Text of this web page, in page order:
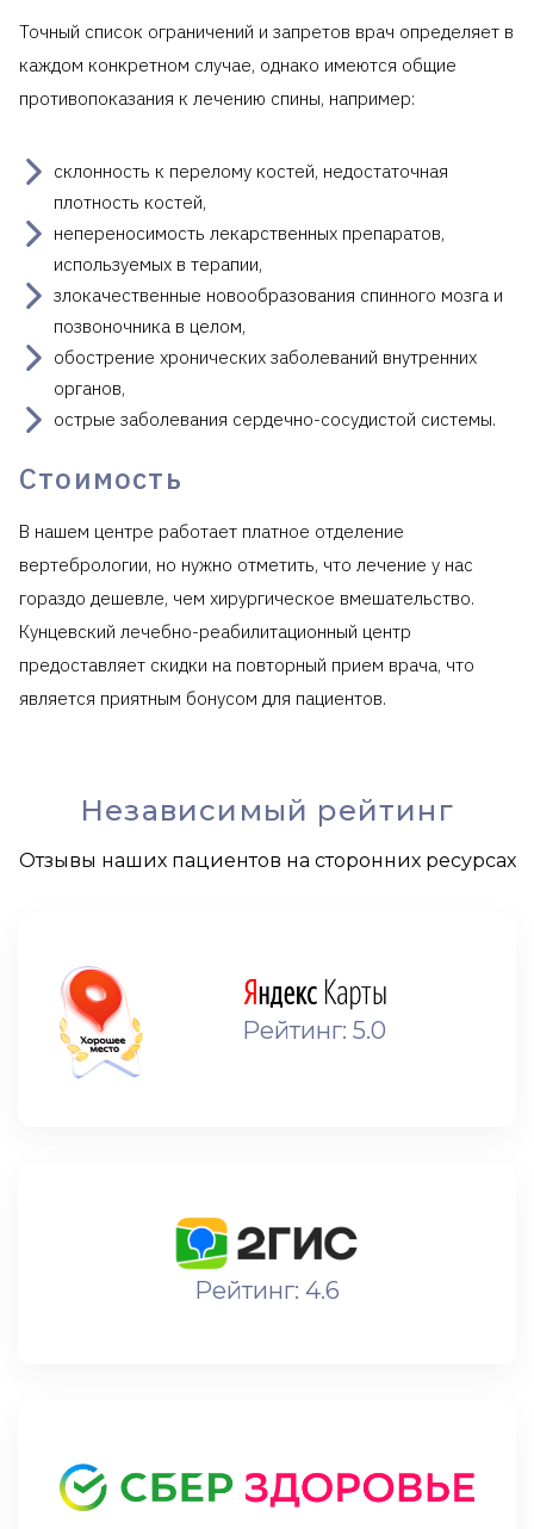
Точный список ограничений и запретов врач определяет в
каждом конкретном случае, однако имеются общие
противопоказания к лечению спины, например:
склонность к перелому костей, недостаточная
плотность костей,
непереносимость лекарственных препаратов,
используемых в терапии,
злокачественные новообразования спинного мозга и
позвоночника в целом,
обострение хронических заболеваний внутренних
органов,
острые заболевания сердечно-сосудистой системы.
Стоимость
В нашем центре работает платное отделение
вертебрологии, но нужно отметить, что лечение у нас
гораздо дешевле, чем хирургическое вмешательство.
Кунцевский лечебно-реабилитационный центр
предоставляет скидки на повторный прием врача, что
является приятным бонусом для пациентов.
Независимый рейтинг
Отзывы наших пациентов на сторонних ресурсах
Рейтинг: 5.0
Рейтинг: 4.6